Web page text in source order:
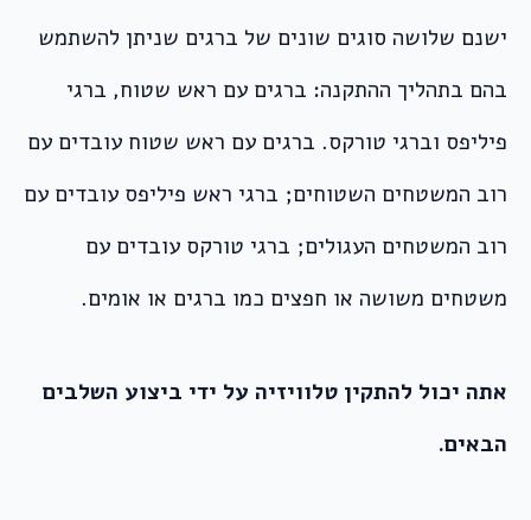
ישנם שלושה סוגים שונים של ברגים שניתן להשתמש
בהם בתהליך ההתקנה: ברגים עם ראש שטוח, ברגי
פיליפס וברגי טורקס. ברגים עם ראש שטוח עובדים עם
רוב המשטחים השטוחים; ברגי ראש פיליפס עובדים עם
רוב המשטחים העגולים; ברגי טורקס עובדים עם
משטחים משושה או חפצים כמו ברגים או אומים.
אתה יכול להתקין טלוויזיה על ידי ביצוע השלבים
הבאים.